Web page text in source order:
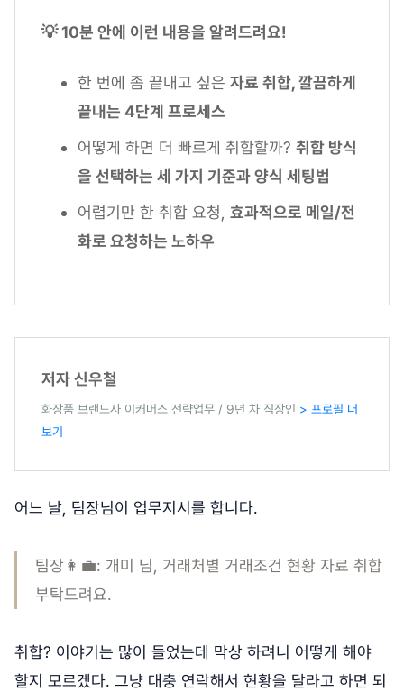
💡 10분 안에 이런 내용을 알려드려요!
한 번에 좀 끝내고 싶은 자료 취합, 깔끔하게
끝내는 4단계 프로세스
어떻게 하면 더 빠르게 취합할까? 취합 방식
을 선택하는 세 가지 기준과 양식 세팅법
어렵기만 한 취합 요청, 효과적으로 메일/전
화로 요청하는 노하우
저자 신우철
화장품 브랜드사 이커머스 전략업무 / 9년 차 직장인 > 프로필 더
보기
어느 날, 팀장님이 업무지시를 합니다.
팀장👩‍💼: 개미 님, 거래처별 거래조건 현황 자료 취합
부탁드려요.
취합? 이야기는 많이 들었는데 막상 하려니 어떻게 해야
할지 모르겠다. 그냥 대충 연락해서 현황을 달라고 하면 되